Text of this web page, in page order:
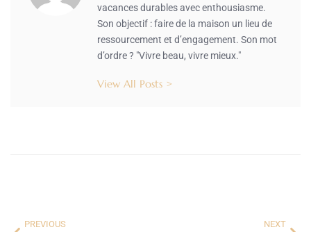
vacances durables avec enthousiasme.
Son objectif : faire de la maison un lieu de
ressourcement et d’engagement. Son mot
d’ordre ? "Vivre beau, vivre mieux."
View All Posts >
PREVIOUS NEXT